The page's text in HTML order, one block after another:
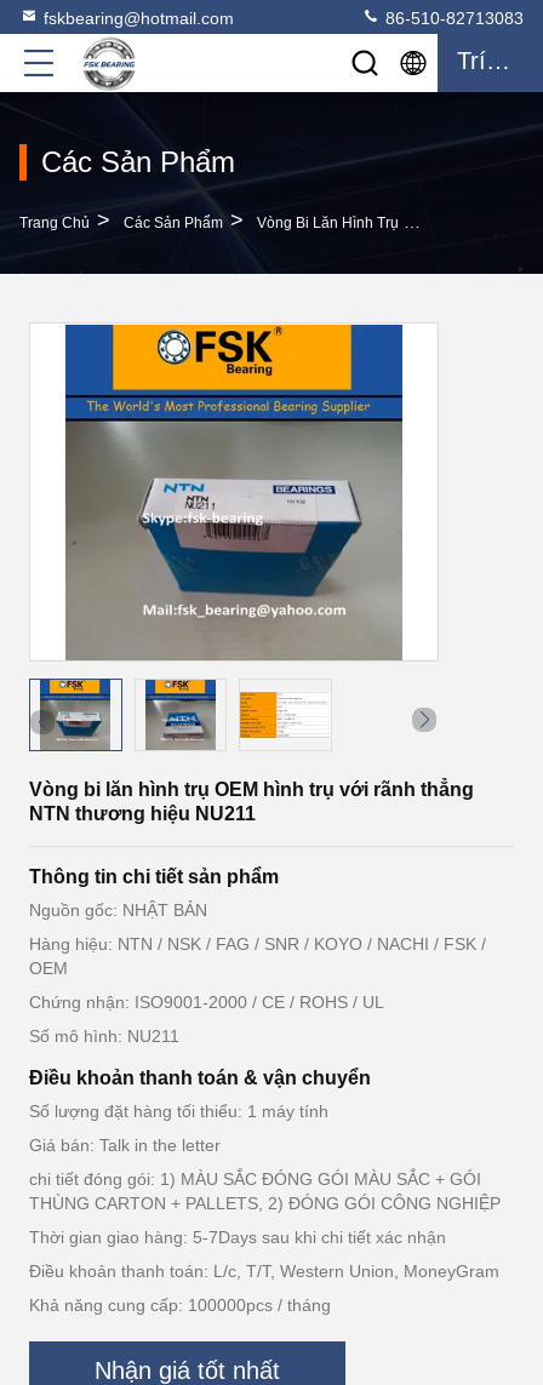
fskbearing@hotmail.com 86-510-82713083
Trích Dẫn
Các Sản Phẩm
Trang Chủ > Các Sản Phẩm > Vòng Bi Lăn Hình Trụ >
Vòng bi lăn hình trụ OEM hình trụ với rãnh thẳng
NTN thương hiệu NU211
Thông tin chi tiết sản phẩm
Nguồn gốc: NHẬT BẢN
Hàng hiệu: NTN / NSK / FAG / SNR / KOYO / NACHI / FSK /
OEM
Chứng nhận: ISO9001-2000 / CE / ROHS / UL
Số mô hình: NU211
Điều khoản thanh toán & vận chuyển
Số lượng đặt hàng tối thiểu: 1 máy tính
Giá bán: Talk in the letter
chi tiết đóng gói: 1) MÀU SẮC ĐÓNG GÓI MÀU SẮC + GÓI
THÙNG CARTON + PALLETS, 2) ĐÓNG GÓI CÔNG NGHIỆP
Thời gian giao hàng: 5-7Days sau khi chi tiết xác nhận
Điều khoản thanh toán: L/c, T/T, Western Union, MoneyGram
Khả năng cung cấp: 100000pcs / tháng
Nhận giá tốt nhất